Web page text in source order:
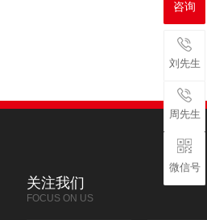
关注我们
FOCUS ON US
咨询
刘先生
周先生
微信号